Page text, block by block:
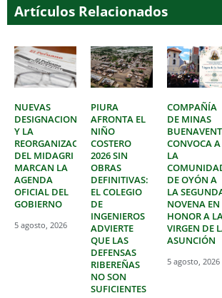
Artículos Relacionados
NUEVAS
DESIGNACIONES
Y LA
REORGANIZACIÓN
DEL MIDAGRI
MARCAN LA
AGENDA
OFICIAL DEL
GOBIERNO
5 agosto, 2026
PIURA
AFRONTA EL
NIÑO
COSTERO
2026 SIN
OBRAS
DEFINITIVAS:
EL COLEGIO
DE
INGENIEROS
ADVIERTE
QUE LAS
DEFENSAS
RIBEREÑAS
NO SON
SUFICIENTES
COMPAÑÍA
DE MINAS
CONVOCA A
LA
DE OYÓN A
LA
NOVENA EN
HONOR A
VIRGEN DE
ASUNCIÓN
5 agosto, 2026